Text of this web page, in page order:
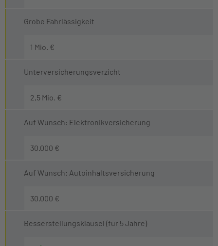
Grobe Fahrlässigkeit
1 Mio. €
Unterversicherungsverzicht
2,5 Mio. €
Auf Wunsch: Elektronikversicherung
30.000 €
Auf Wunsch: Autoinhaltsversicherung
30.000 €
Besserstellungsklausel (für 5 Jahre)